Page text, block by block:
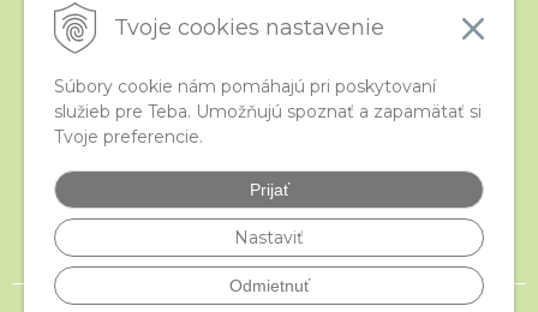
Tvoje cookies nastavenie
Súbory cookie nám pomáhajú pri poskytovaní
služieb pre Teba. Umožňujú spoznať a zapamätať si
Tvoje preferencie.
Prijať
Nastaviť
Odmietnuť
Obchodné podmienky
iStraka
Veľkoobchod
Najčastejšie otázky
Certifikáty
© 2026 istraka.sk - najligotavejšie korálky a polodrahokamy široko ďaleko •